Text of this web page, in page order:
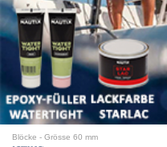
Blöcke - Grösse 60 mm